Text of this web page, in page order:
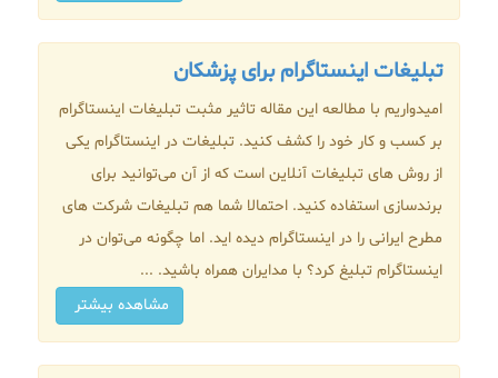
تبلیغات اینستاگرام برای پزشکان
امیدواریم با مطالعه این مقاله تاثیر مثبت تبلیغات اینستاگرام
بر کسب و کار خود را کشف کنید. تبلیغات در اینستاگرام یکی
از روش های تبلیغات آنلاین است که از آن می‌توانید برای
برندسازی استفاده کنید. احتمالا شما هم تبلیغات شرکت های
مطرح ایرانی را در اینستاگرام دیده اید. اما چگونه می‌توان در
اینستاگرام تبلیغ کرد؟ با مدایران همراه باشید. ...
مشاهده بیشتر